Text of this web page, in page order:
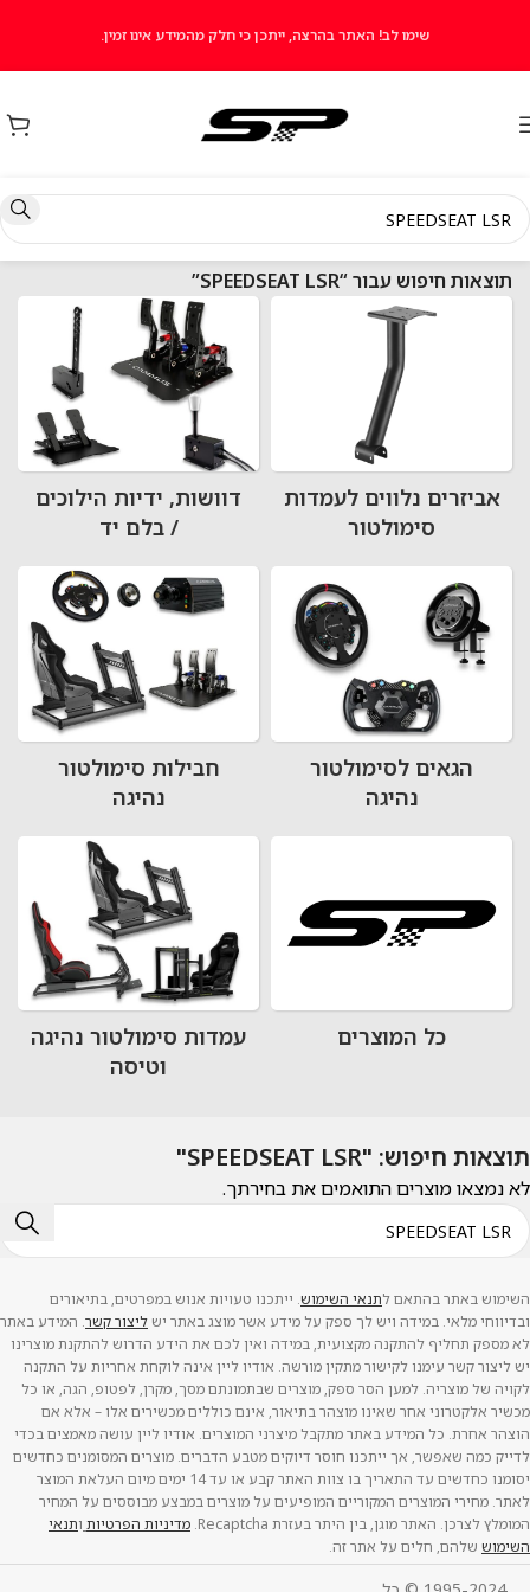
שימו לב! האתר בהרצה, ייתכן כי חלק מהמידע אינו זמין.
עמוד הבית כל המוצרים
תוצאות חיפוש עבור “SPEEDSEAT LSR”
אביזרים נלווים לעמדות
סימולטור
דוושות, ידיות הילוכים
/ בלם יד
הגאים לסימולטור
נהיגה
חבילות סימולטור
נהיגה
כל המוצרים
עמדות סימולטור נהיגה
וטיסה
תוצאות חיפוש: "SPEEDSEAT LSR"
לא נמצאו מוצרים התואמים את בחירתך.
השימוש באתר בהתאם לתנאי השימוש. ייתכנו טעויות אנוש במפרטים, בתיאורים
ובדיווחי מלאי. במידה ויש לך ספק על מידע אשר מוצג באתר יש ליצור קשר. המידע באתר
לא מספק תחליף להתקנה מקצועית, במידה ואין לכם את הידע הדרוש להתקנת מוצרינו
יש ליצור קשר עימנו לקישור מתקין מורשה. אודיו ליין אינה לוקחת אחריות על התקנה
לקויה של מוצריה. למען הסר ספק, מוצרים שבתמונתם מסך, מקרן, לפטופ, הגה, או כל
מכשיר אלקטרוני אחר שאינו מוצהר בתיאור, אינם כוללים מכשירים אלו – אלא אם
הוצהר אחרת. כל המידע באתר מתקבל מיצרני המוצרים. אודיו ליין עושה מאמצים בכדי
לדייק כמה שאפשר, אך ייתכנו חוסר דיוקים מטבע הדברים. מוצרים המסומנים כחדשים
יסומנו כחדשים עד התאריך בו צוות האתר קבע או עד 14 ימים מיום העלאת המוצר
לאתר. מחירי המוצרים המקוריים המופיעים על מוצרים במבצע מבוססים על המחיר
המומלץ לצרכן. האתר מוגן, בין היתר בעזרת Recaptcha.
מדיניות הפרטיות ותנאי
השימוש שלהם, חלים על אתר זה.